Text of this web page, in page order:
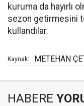
kuruma da hayırlı
sezon getirmesini
kullandılar.
Kaynak: METEHAN
HABERE